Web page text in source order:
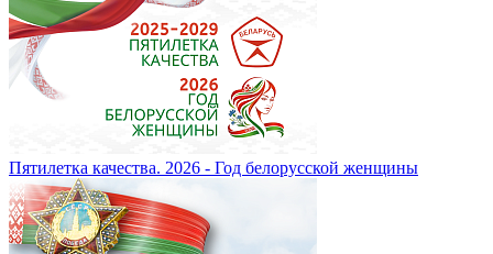
Пятилетка качества. 2026 - Год белорусской женщины